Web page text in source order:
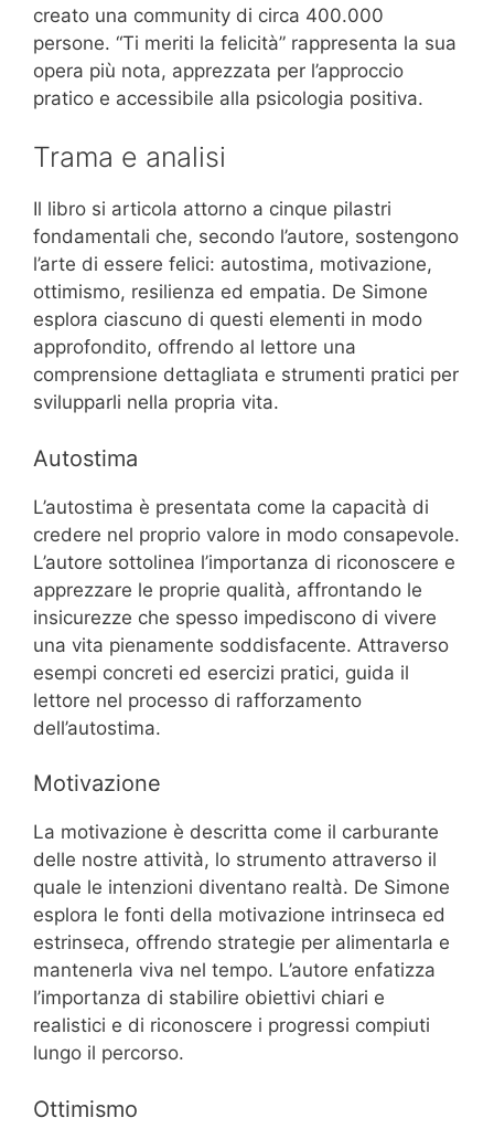
creato una community di circa 400.000
persone. “Ti meriti la felicità” rappresenta la sua
opera più nota, apprezzata per l’approccio
pratico e accessibile alla psicologia positiva.
Trama e analisi
Il libro si articola attorno a cinque pilastri
fondamentali che, secondo l’autore, sostengono
l’arte di essere felici: autostima, motivazione,
ottimismo, resilienza ed empatia. De Simone
esplora ciascuno di questi elementi in modo
approfondito, offrendo al lettore una
comprensione dettagliata e strumenti pratici per
svilupparli nella propria vita.
Autostima
L’autostima è presentata come la capacità di
credere nel proprio valore in modo consapevole.
L’autore sottolinea l’importanza di riconoscere e
apprezzare le proprie qualità, affrontando le
insicurezze che spesso impediscono di vivere
una vita pienamente soddisfacente. Attraverso
esempi concreti ed esercizi pratici, guida il
lettore nel processo di rafforzamento
dell’autostima.
Motivazione
La motivazione è descritta come il carburante
delle nostre attività, lo strumento attraverso il
quale le intenzioni diventano realtà. De Simone
esplora le fonti della motivazione intrinseca ed
estrinseca, offrendo strategie per alimentarla e
mantenerla viva nel tempo. L’autore enfatizza
l’importanza di stabilire obiettivi chiari e
realistici e di riconoscere i progressi compiuti
lungo il percorso.
Ottimismo